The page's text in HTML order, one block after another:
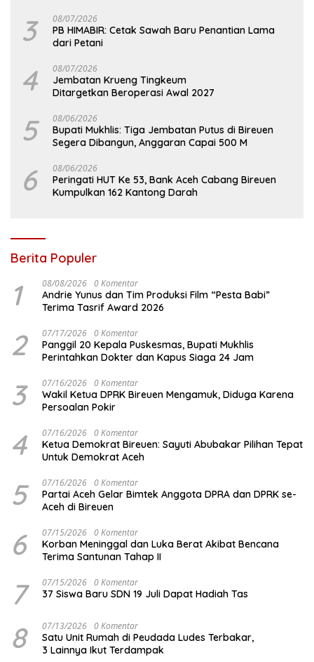
3 08/07/2026
PB HIMABIR: Cetak Sawah Baru Penantian Lama
dari Petani
4 08/07/2026
Jembatan Krueng Tingkeum
Ditargetkan Beroperasi Awal 2027
5 08/06/2026
Bupati Mukhlis: Tiga Jembatan Putus di Bireuen
Segera Dibangun, Anggaran Capai 500 M
6 08/06/2026
Peringati HUT Ke 53, Bank Aceh Cabang Bireuen
Kumpulkan 162 Kantong Darah
Berita Populer
1 08/08/2026 0 Komentar
Andrie Yunus dan Tim Produksi Film “Pesta Babi”
Terima Tasrif Award 2026
2 07/17/2026 0 Komentar
Panggil 20 Kepala Puskesmas, Bupati Mukhlis
Perintahkan Dokter dan Kapus Siaga 24 Jam
3 07/16/2026 0 Komentar
Wakil Ketua DPRK Bireuen Mengamuk, Diduga Karena
Persoalan Pokir
4 07/16/2026 0 Komentar
Ketua Demokrat Bireuen: Sayuti Abubakar Pilihan Tepat
Untuk Demokrat Aceh
5 07/16/2026 0 Komentar
Partai Aceh Gelar Bimtek Anggota DPRA dan DPRK se-
Aceh di Bireuen
6 07/15/2026 0 Komentar
Korban Meninggal dan Luka Berat Akibat Bencana
Terima Santunan Tahap II
7 07/15/2026 0 Komentar
37 Siswa Baru SDN 19 Juli Dapat Hadiah Tas
8 07/13/2026 0 Komentar
Satu Unit Rumah di Peudada Ludes Terbakar,
3 Lainnya Ikut Terdampak